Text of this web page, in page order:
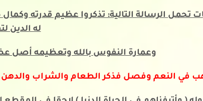
تحمل الرسالة التالية: تذكروا عظيم قدرته
له الدين
وعمارة النفوس بالله وتعظيمه أصل
في النعم وفصل فذكر الطعام والشراب